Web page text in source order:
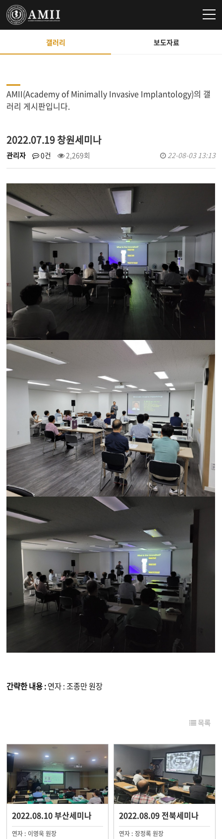
갤러리 보도자료
AMII(Academy of Minimally Invasive Implantology)의 갤
러리 게시판입니다.
2022.07.19 창원세미나
관리자 0건 2,269회 22-08-03 13:13
간략한 내용 :연자 : 조종만 원장
목록
2022.08.10 부산세미나
연자 : 이영욱 원장
2022.08.09 전북세미나
연자 : 장정록 원장